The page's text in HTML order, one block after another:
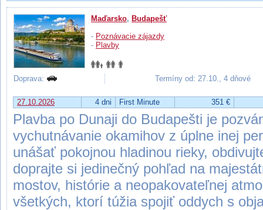
Maďarsko, Budapešť
- Poznávacie zájazdy
- Plavby
Doprava: Termíny od: 27.10., 4 dňové
27.10.2026 4 dni First Minute 351 €
Plavba po Dunaji do Budapešti je
vychutnávanie okamihov z úplne inej
unášať pokojnou hladinou rieky,
doprajte si jedinečný pohľad na
mostov, histórie a neopakovateľnej
všetkých, ktorí túžia spojiť oddych s